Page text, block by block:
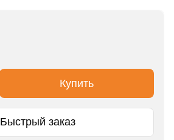
Купить
Быстрый заказ